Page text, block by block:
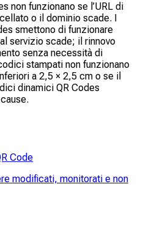
non funzionano se l’URL di
o il dominio scade. I
smettono di funzionare
servizio scade; il rinnovo
senza necessità di
stampati non funzionano
a 2,5 × 2,5 cm o se il
dinamici QR Codes
Code
modificati, monitorati e non